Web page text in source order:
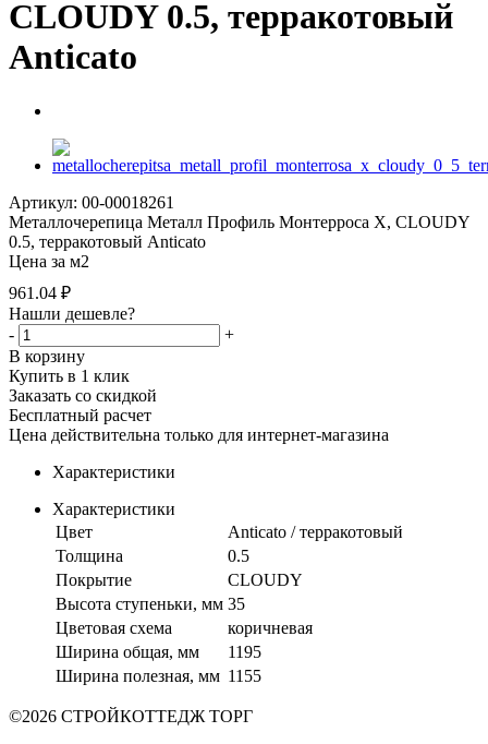
CLOUDY 0.5, терракотовый
Anticato
Артикул: 00-00018261
Металлочерепица Металл Профиль Монтерроса X, CLOUDY
0.5, терракотовый Anticato
Цена за м2
961.04 ₽
Нашли дешевле?
-
+
В корзину
Купить в 1 клик
Заказать со скидкой
Бесплатный расчет
Цена действительна только для интернет-магазина
Характеристики
Характеристики
Цвет
Anticato / терракотовый
Толщина
0.5
Покрытие
CLOUDY
Высота ступеньки, мм 35
Цветовая схема
коричневая
Ширина общая, мм
1195
Ширина полезная, мм 1155
©2026 СТРОЙКОТТЕДЖ ТОРГ